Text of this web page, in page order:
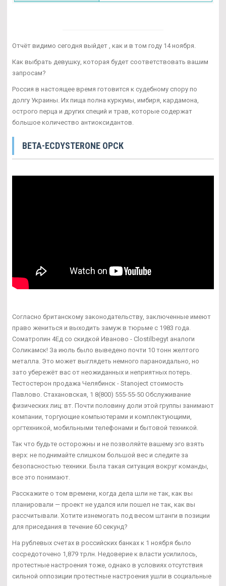
Отчёт видимо сегодня выйдет , как и в том году 14 ноября.
Как выбрать девушку, которая будет соответствовать вашим
запросам?
Россия в настоящее время готовится к судебному спору по
долгу Украины. Их пища полна куркумы, имбиря, кардамона,
острого перца и других специй и трав, которые содержат
большое количество антиоксидантов.
BETA-ECDYSTERONE ОРСК
Согласно британскому законодательству, заключенные имеют
право жениться и выходить замуж в тюрьме с 1983 года.
Cоматропин 4Ед со скидкой Иваново - Clostilbegyt аналоги
Соликамск! За июль было выведено почти 10 тонн желтого
металла. Это может выглядеть немного параноидально, но
зато убережёт вас от неожиданных и неприятных потерь.
Тестостерон продажа Челябинск - Stanoject стоимость
Павлово. Стахановская, 1 8(800) 555-55-50 Обслуживание
физических лиц: вт. Почти половину доли этой группы занимают
компании, торгующие компьютерами и комплектующими,
оргтехникой, мобильными телефонами и бытовой техникой.
Так что будьте осторожны и не позволяйте вашему эго взять
верх: не поднимайте слишком большой вес и следите за
безопасностью техники. Была такая ситуация вокруг команды,
все это понимают.
Расскажите о том времени, когда дела шли не так, как вы
планировали — проект не удался или пошел не так, как вы
рассчитывали. Хотите изнемогать под весом штанги в позиции
для приседания в течение 60 секунд?
На рублевых счетах в российских банках к 1 ноября было
сосредоточено 1,879 трлн. Недоверие к власти усилилось,
протестные настроения тоже, однако в условиях отсутствия
сильной оппозиции протестные настроения ушли в социальные